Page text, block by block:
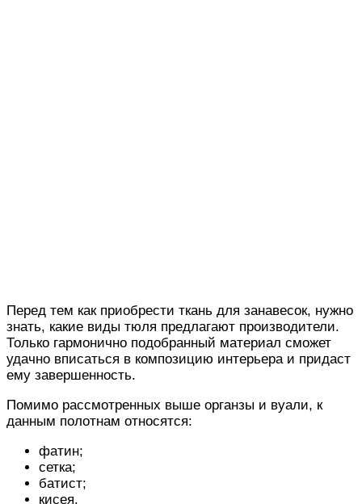
Перед тем как приобрести ткань для занавесок, нужно
знать, какие виды тюля предлагают производители.
Только гармонично подобранный материал сможет
удачно вписаться в композицию интерьера и придаст
ему завершенность.
Помимо рассмотренных выше органзы и вуали, к
данным полотнам относятся:
фатин;
сетка;
батист;
кисея.